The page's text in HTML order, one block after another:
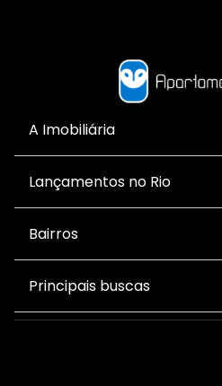
A Imobiliária
Lançamentos no Rio
Bairros
Principais buscas